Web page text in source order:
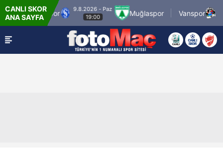
CANLI SKOR
ANA SAYFA
Sarıyerspor
9.8.2026 - Paz
19:00
Muğlaspor Vanspor